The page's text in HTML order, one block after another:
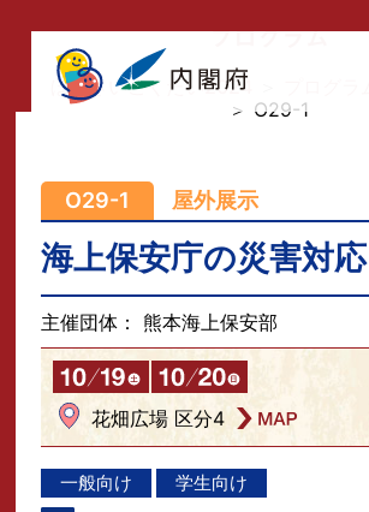
プログラム
ぼうさいこくたい2024
＞ O29-1
O29-1 屋外展示
海上保安庁の災害対応
主催団体： 熊本海上保安部
花畑広場 区分4
一般向け 学生向け